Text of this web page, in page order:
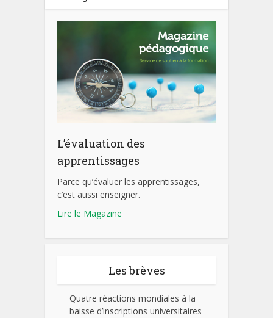
L’évaluation des
apprentissages
Parce qu’évaluer les apprentissages,
c’est aussi enseigner.
Lire le Magazine
Les brèves
Quatre réactions mondiales à la
baisse d’inscriptions universitaires